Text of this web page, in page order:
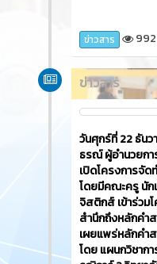
ข่าวสาร
ข่าวสาร
วันศุกร์ที่ 22 ธัน
ธรณ์ ผู้อำนวยกา
เปิดโครงการจั
โดยมีคณะครู นัก
จิสติกส์ เข้าร่วม
สำนึกถึงหลักคำ
เผยแพร่หลักคำ
โดย แผนกวิชา